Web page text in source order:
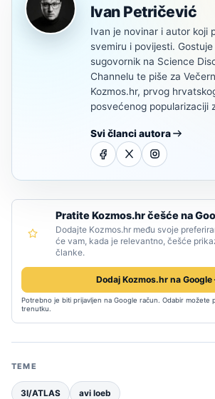
Ivan Petričević
Ivan je novinar i autor koji
svemiru i povijesti.
sugovornik na Science
Channelu te piše za
Kozmos.hr, prvog
posvećenog popularizaciji
Svi članci autora
Pratite Kozmos.hr češće na
Dodajte Kozmos.hr među svoje
će vam, kada je relevantno, češće
članke.
Dodaj Kozmos.hr na Google
Potrebno je biti prijavljen na Google račun. Odabir možete
trenutku.
TEME
3I/ATLAS avi loeb